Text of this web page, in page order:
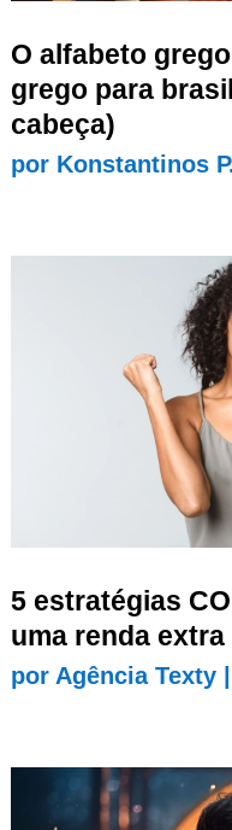
O alfabeto
grego para
cabeça)
por Konstantinos
5 estratégias
uma renda
por Agência Texty|